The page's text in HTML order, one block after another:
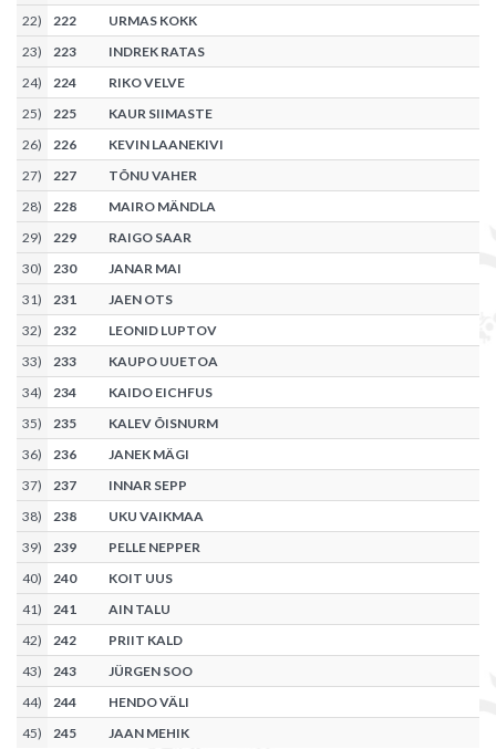
22) 222
URMAS KOKK
23) 223
INDREK RATAS
24) 224
RIKO VELVE
25) 225
KAUR SIIMASTE
26) 226
KEVIN LAANEKIVI
27) 227
TÕNU VAHER
28) 228
MAIRO MÄNDLA
29) 229
RAIGO SAAR
30) 230
JANAR MAI
31) 231
JAEN OTS
32) 232
LEONID LUPTOV
33) 233
KAUPO UUETOA
34) 234
KAIDO EICHFUS
35) 235
KALEV ÕISNURM
36) 236
JANEK MÄGI
37) 237
INNAR SEPP
38) 238
UKU VAIKMAA
39) 239
PELLE NEPPER
40) 240
KOIT UUS
41) 241
AIN TALU
42) 242
PRIIT KALD
43) 243
JÜRGEN SOO
44) 244
HENDO VÄLI
45) 245 JAAN MEHIK